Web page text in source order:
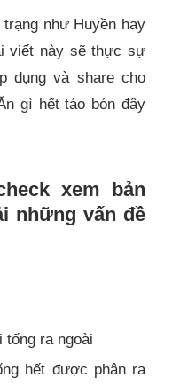
như Huyền hay
viết này sẽ thực sự
dụng và share cho
gì hết táo bón đây
xem bản
những vấn đề
tống ra ngoài
hết được phân ra